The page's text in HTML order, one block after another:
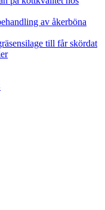
av åkerböna
till får skördat